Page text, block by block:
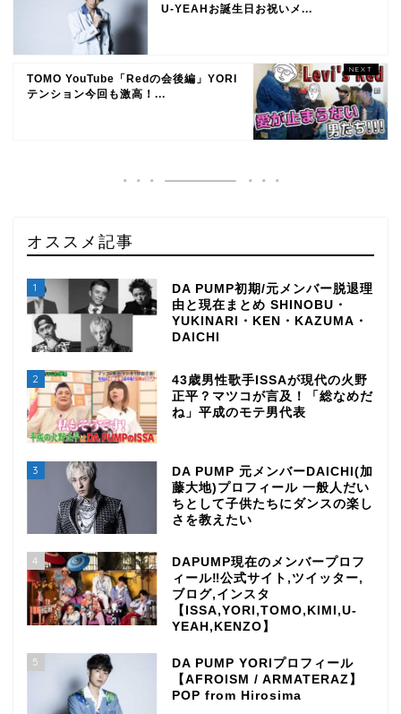
U-YEAHお誕生日お祝いメ...
TOMO YouTube「Redの会後編」YORI
テンション今回も激高！...
オススメ記事
1
DA PUMP初期/元メンバー脱退理
由と現在まとめ SHINOBU・
YUKINARI・KEN・KAZUMA・
DAICHI
2
43歳男性歌手ISSAが現代の火野
正平？マツコが言及！「総なめだ
ね」平成のモテ男代表
3
DA PUMP 元メンバーDAICHI(加
藤大地)プロフィール 一般人だい
ちとして子供たちにダンスの楽し
さを教えたい
4
DAPUMP現在のメンバープロフ
ィール‼公式サイト,ツイッター,
ブログ,インスタ
【ISSA,YORI,TOMO,KIMI,U-
YEAH,KENZO】
5
DA PUMP YORIプロフィール
【AFROISM / ARMATERAZ】
POP from Hirosima